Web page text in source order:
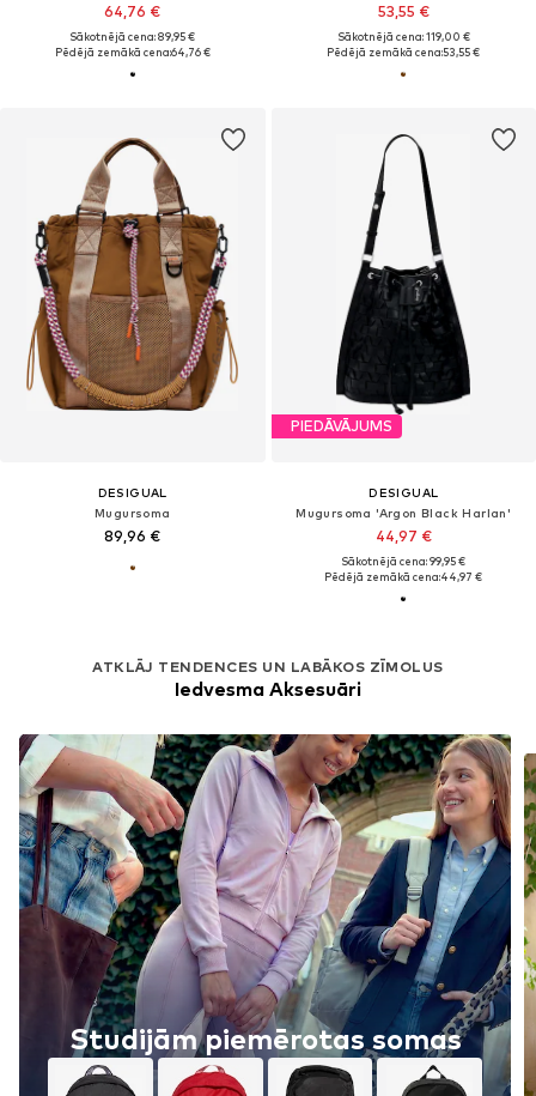
64,76 €
Sākotnējā cena: 89,95 €
Pēdējā zemākā cena:64,76 €
53,55 €
Sākotnējā cena: 119,00 €
Pēdējā zemākā cena:53,55 €
DESIGUAL
Mugursoma
89,96 €
ATKLĀJ TENDENCES UN LABĀKOS ZĪMOLUS
Iedvesma Aksesuāri
Studijām piemērotas somas
PIEDĀVĀJUMS
DESIGUAL
Mugursoma 'Argon Black Harlan'
44,97 €
Sākotnējā cena: 99,95 €
Pēdējā zemākā cena:44,97 €